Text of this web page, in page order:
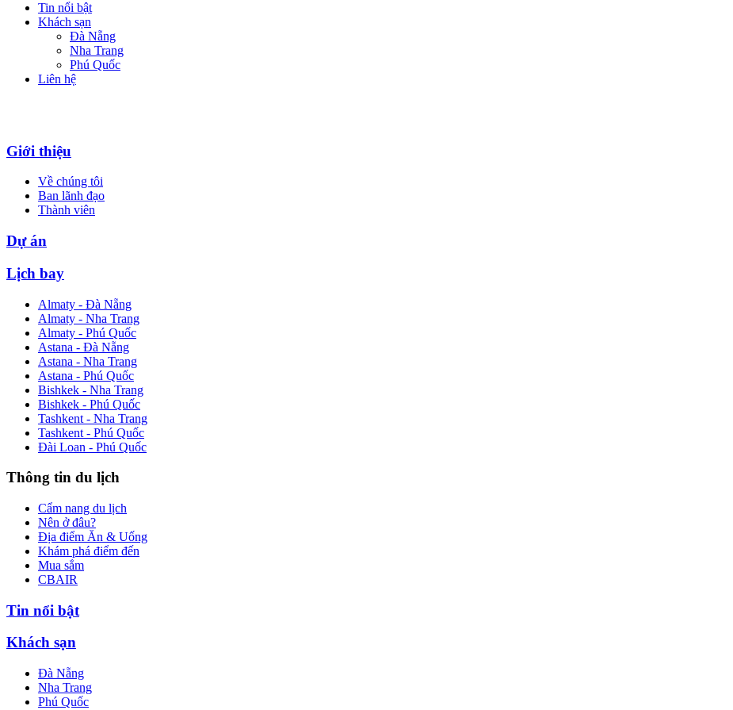
Tin nổi bật
Khách sạn
Đà Nẵng
Nha Trang
Phú Quốc
Liên hệ
Giới thiệu
Về chúng tôi
Ban lãnh đạo
Thành viên
Dự án
Lịch bay
Almaty - Đà Nẵng
Almaty - Nha Trang
Almaty - Phú Quốc
Astana - Đà Nẵng
Astana - Nha Trang
Astana - Phú Quốc
Bishkek - Nha Trang
Bishkek - Phú Quốc
Tashkent - Nha Trang
Tashkent - Phú Quốc
Đài Loan - Phú Quốc
Thông tin du lịch
Cẩm nang du lịch
Nên ở đâu?
Địa điểm Ăn & Uống
Khám phá điểm đến
Mua sắm
CBAIR
Tin nổi bật
Khách sạn
Đà Nẵng
Nha Trang
Phú Quốc